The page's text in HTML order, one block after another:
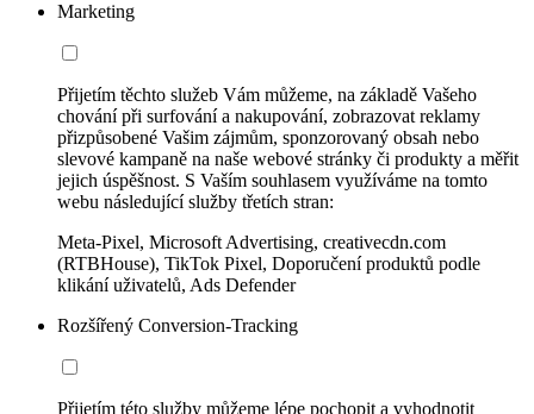
Marketing
Přijetím těchto služeb Vám můžeme, na základě Vašeho
chování při surfování a nakupování, zobrazovat reklamy
přizpůsobené Vašim zájmům, sponzorovaný obsah nebo
slevové kampaně na naše webové stránky či produkty a měřit
jejich úspěšnost. S Vaším souhlasem využíváme na tomto
webu následující služby třetích stran:
Meta-Pixel, Microsoft Advertising, creativecdn.com
(RTBHouse), TikTok Pixel, Doporučení produktů podle
klikání uživatelů, Ads Defender
Rozšířený Conversion-Tracking
Přijetím této služby můžeme lépe pochopit a vyhodnotit